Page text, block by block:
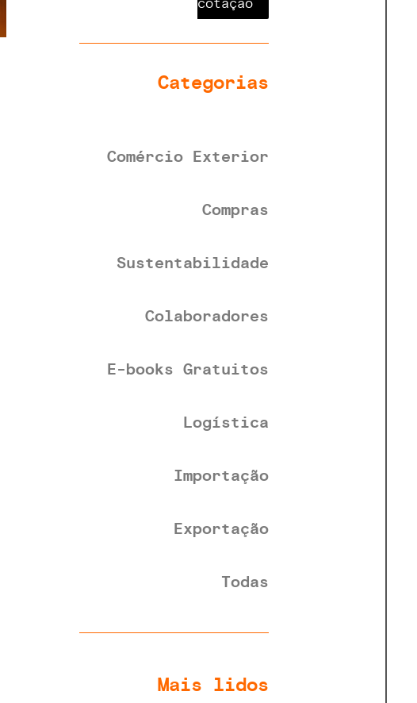
cotação
Categorias
Comércio Exterior
Compras
Sustentabilidade
Colaboradores
E-books Gratuitos
Logística
Importação
Exportação
Todas
Mais lidos